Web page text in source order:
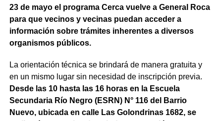
23 de mayo el programa Cerca vuelve a General Roca
para que vecinos y vecinas puedan acceder a
información sobre trámites inherentes a diversos
organismos públicos.
La orientación técnica se brindará de manera gratuita y
en un mismo lugar sin necesidad de inscripción previa.
Desde las 10 hasta las 16 horas en la Escuela
Secundaria Río Negro (ESRN) N° 116 del Barrio
Nuevo, ubicada en calle Las Golondrinas 1682, se